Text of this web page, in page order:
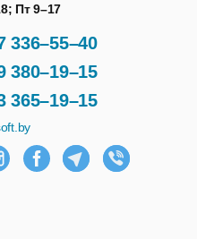
повысить
336–55–40
380–19–15
365–19–15
Пт 9–17